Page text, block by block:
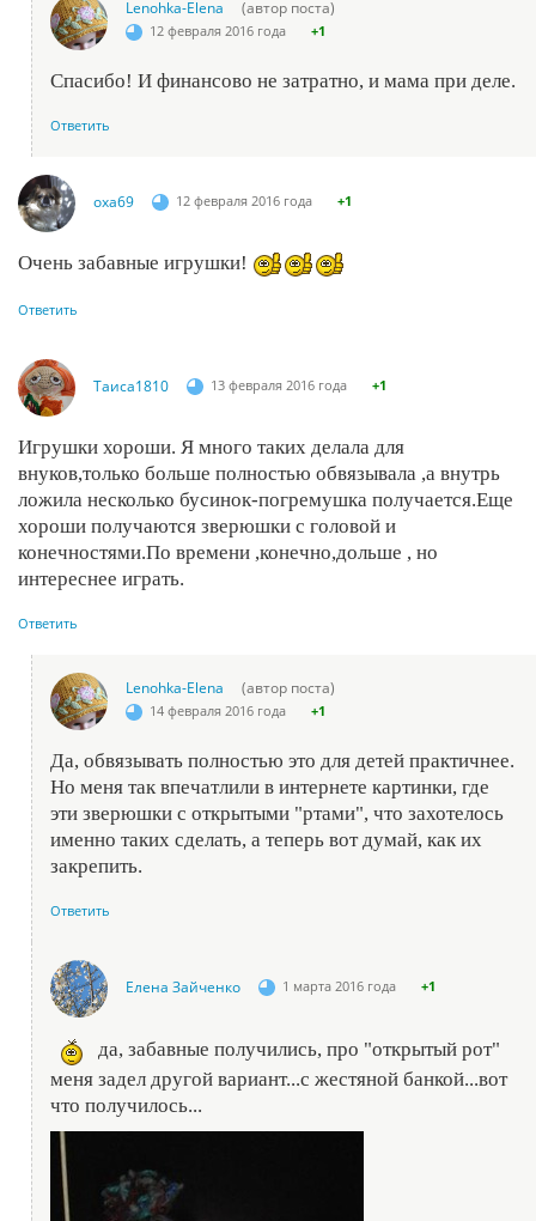
Lenohka-Elena (автор поста)
12 февраля 2016 года +1
Спасибо! И финансово не затратно, и мама при деле.
Ответить
oxa69 12 февраля 2016 года +1
Очень забавные игрушки!
Ответить
Таиса1810 13 февраля 2016 года +1
Игрушки хороши. Я много таких делала для
внуков,только больше полностью обвязывала ,а внутрь
ложила несколько бусинок-погремушка получается.Еще
хороши получаются зверюшки с головой и
конечностями.По времени ,конечно,дольше , но
интереснее играть.
Ответить
Lenohka-Elena (автор поста)
14 февраля 2016 года +1
Да, обвязывать полностью это для детей практичнее.
Но меня так впечатлили в интернете картинки, где
эти зверюшки с открытыми "ртами", что захотелось
именно таких сделать, а теперь вот думай, как их
закрепить.
Ответить
Елена Зайченко 1 марта 2016 года +1
да, забавные получились, про "открытый рот"
меня задел другой вариант...с жестяной банкой...вот
что получилось...